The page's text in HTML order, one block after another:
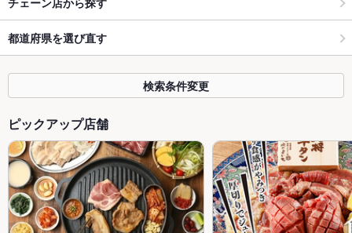
都道府県を選び直す
検索条件変更
ピックアップ店舗